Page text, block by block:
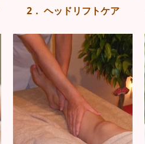
2． ヘッドリフトケア